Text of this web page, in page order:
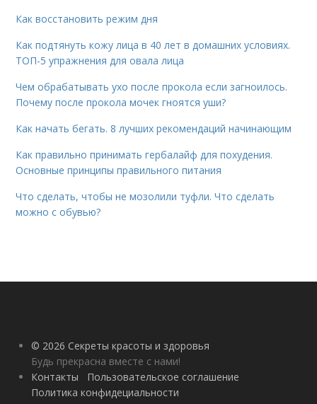
Как восстановить режим дня
Как подтянуть кожу лица в 40 лет в домашних условиях.
ТОП-5 упражнения для овала лица
Чем обрабатывать ухо после прокола если загноилось.
Почему после прокола мочек гноятся уши?
Как начать бегать. 8 лучших рекомендаций начинающим
Как правильно принимать гербалайф для похудения.
Основные принципы правильного питания
Что сделать, чтобы не мозолили туфли. Что сделать
можно с обувью?
© 2026 Секреты красоты и здоровья
Будь прекрасна вместе с нами!
Контакты
Пользовательское соглашение
Политика конфидециальности